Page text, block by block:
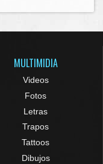
MULTIMIDIA
Videos
Fotos
Letras
Trapos
Tattoos
Dibujos